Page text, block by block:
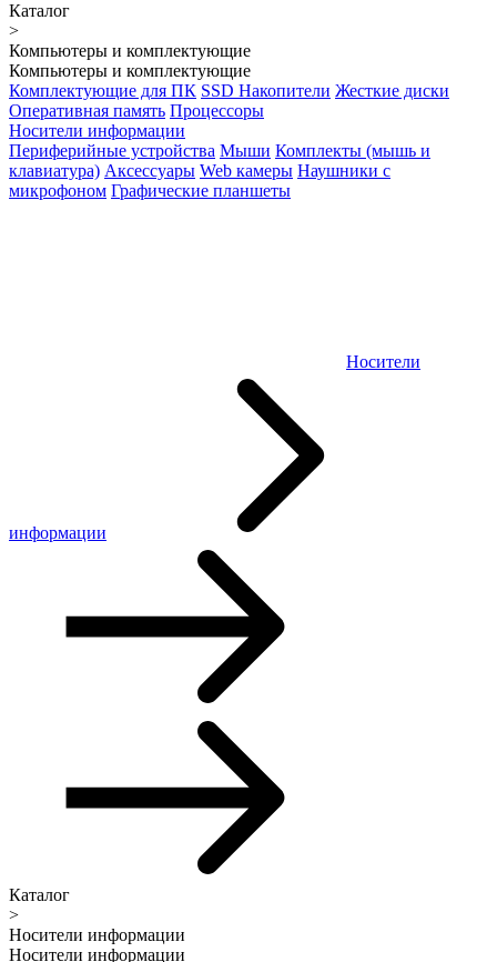
Каталог
>
Компьютеры и комплектующие
Компьютеры и комплектующие
Комплектующие для ПК SSD Накопители Жесткие диски
Оперативная память Процессоры
Носители информации
Периферийные устройства Мыши Комплекты (мышь и
клавиатура) Аксессуары Web камеры Наушники с
микрофоном Графические планшеты
Носители
информации
Каталог
>
Носители информации
Носители информации